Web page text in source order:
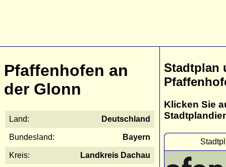
Pfaffenhofen an
der Glonn
Land: Deutschland
Bundesland: Bayern
Kreis: Landkreis Dachau
Stadtplan
Klicken Sie